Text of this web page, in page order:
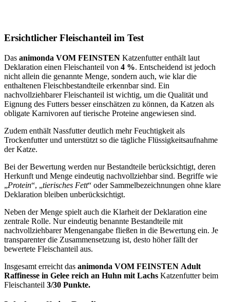
Ersichtlicher Fleischanteil im Test
Das animonda VOM FEINSTEN Katzenfutter enthält laut
Deklaration einen Fleischanteil von 4 %. Entscheidend ist jedoch
nicht allein die genannte Menge, sondern auch, wie klar die
enthaltenen Fleischbestandteile erkennbar sind. Ein
nachvollziehbarer Fleischanteil ist wichtig, um die Qualität und
Eignung des Futters besser einschätzen zu können, da Katzen als
obligate Karnivoren auf tierische Proteine angewiesen sind.
Zudem enthält Nassfutter deutlich mehr Feuchtigkeit als
Trockenfutter und unterstützt so die tägliche Flüssigkeitsaufnahme
der Katze.
Bei der Bewertung werden nur Bestandteile berücksichtigt, deren
Herkunft und Menge eindeutig nachvollziehbar sind. Begriffe wie
„Protein“, „tierisches Fett“ oder Sammelbezeichnungen ohne klare
Deklaration bleiben unberücksichtigt.
Neben der Menge spielt auch die Klarheit der Deklaration eine
zentrale Rolle. Nur eindeutig benannte Bestandteile mit
nachvollziehbarer Mengenangabe fließen in die Bewertung ein. Je
transparenter die Zusammensetzung ist, desto höher fällt der
bewertete Fleischanteil aus.
Insgesamt erreicht das animonda VOM FEINSTEN Adult
Raffinesse in Gelee reich an Huhn mit Lachs Katzenfutterbeim
Fleischanteil 3/30 Punkte.